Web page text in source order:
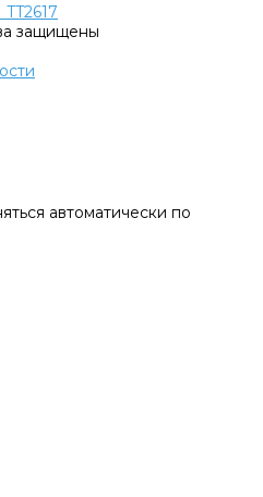
защищены
автоматически по